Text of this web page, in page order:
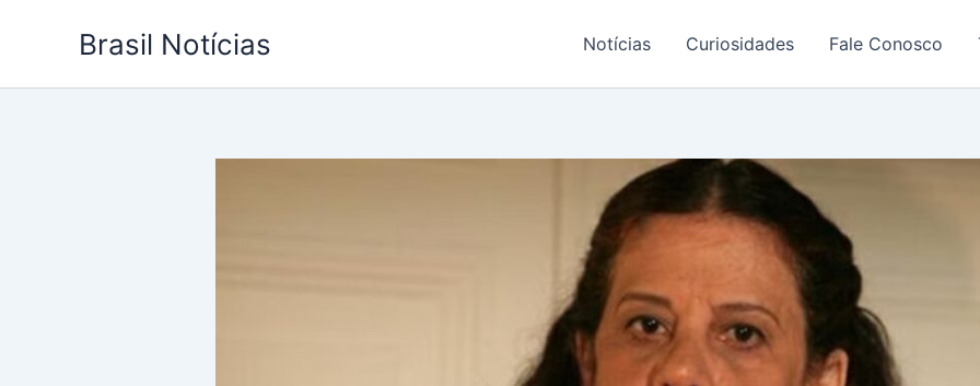
Brasil Notícias Notícias Curiosidades Fale Conosco